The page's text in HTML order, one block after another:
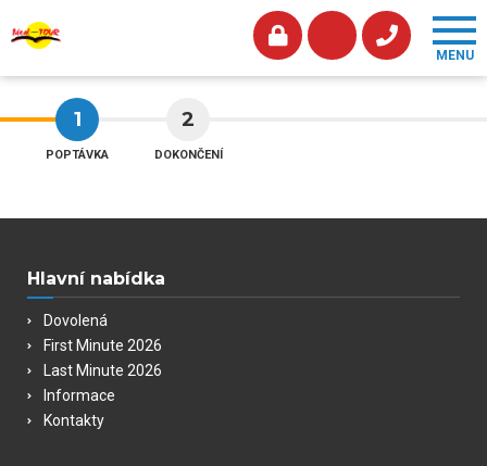
1
POPTÁVKA
2
DOKONČENÍ
Hlavní nabídka
Dovolená
First Minute 2026
Last Minute 2026
Informace
Kontakty